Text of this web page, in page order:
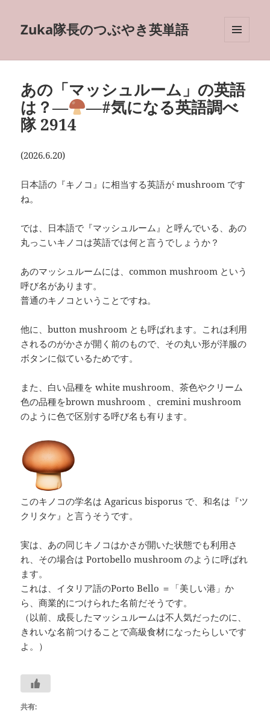
Zuka隊長のつぶやき英単語
ーとウ
ット
あの「マッシュルーム」の英語
は？―
―#気になる英語調べ
隊 2914
(2026.6.20)
日本語の『キノコ』に相当する英語が mushroom です
ね。
では、日本語で『マッシュルーム』と呼んでいる、あの
丸っこいキノコは英語では何と言うでしょうか？
あのマッシュルームには、common mushroom という
呼び名があります。
普通のキノコということですね。
他に、button mushroom とも呼ばれます。これは利用
されるのがかさが開く前のもので、その丸い形が洋服の
ボタンに似ているためです。
また、白い品種を white mushroom、茶色やクリーム
色の品種をbrown mushroom 、cremini mushroom
のように色で区別する呼び名も有ります。
このキノコの学名は Agaricus bisporus で、和名は『ツ
クリタケ』と言うそうです。
実は、あの同じキノコはかさが開いた状態でも利用さ
れ、その場合は Portobello mushroom のように呼ばれ
ます。
これは、イタリア語のPorto Bello ＝「美しい港」か
ら、商業的につけられた名前だそうです。
（以前、成長したマッシュルームは不人気だったのに、
きれいな名前つけることで高級食材になったらしいです
よ。）
共有: